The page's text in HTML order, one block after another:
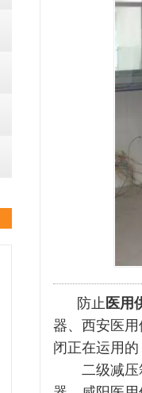
防止 医用
器、西安医
闭正在运用
二级减压箱